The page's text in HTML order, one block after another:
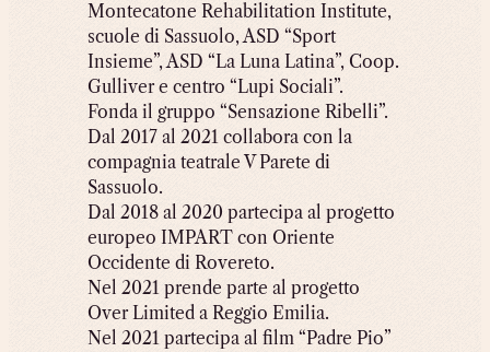
Montecatone Rehabilitation Institute,
scuole di Sassuolo, ASD “Sport
Insieme”, ASD “La Luna Latina”, Coop.
Gulliver e centro “Lupi Sociali”.
Fonda il gruppo “Sensazione Ribelli”.
Dal 2017 al 2021 collabora con la
compagnia teatrale V Parete di
Sassuolo.
Dal 2018 al 2020 partecipa al progetto
europeo IMPART con Oriente
Occidente di Rovereto.
Nel 2021 prende parte al progetto
Over Limited a Reggio Emilia.
Nel 2021 partecipa al film “Padre Pio”